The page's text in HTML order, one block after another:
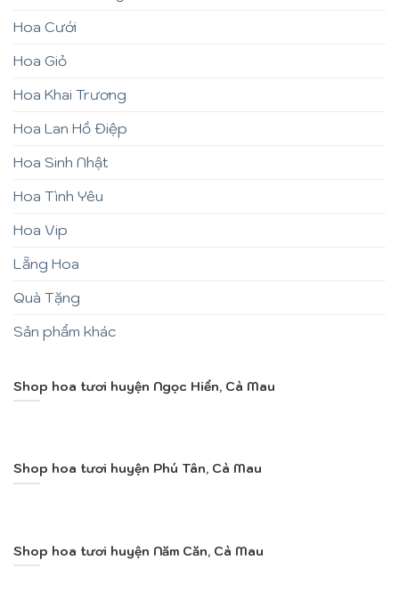
Hoa Cưới
Hoa Giỏ
Hoa Khai Trương
Hoa Lan Hồ Điệp
Hoa Sinh Nhật
Hoa Tình Yêu
Hoa Vip
Lẵng Hoa
Quà Tặng
Sản phẩm khác
Shop hoa tươi huyện Ngọc Hiển, Cà Mau
Shop hoa tươi huyện Phú Tân, Cà Mau
Shop hoa tươi huyện Năm Căn, Cà Mau